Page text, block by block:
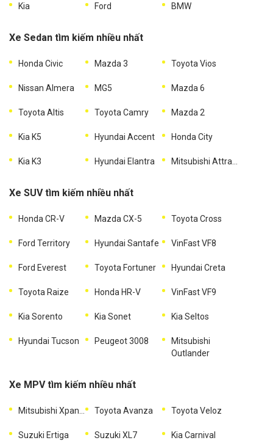
Kia Ford BMW
Xe Sedan tìm kiếm nhiều nhất
Honda Civic Mazda 3 Toyota Vios
Nissan Almera MG5 Mazda 6
Toyota Altis Toyota Camry Mazda 2
Kia K5 Hyundai Accent Honda City
Kia K3 Hyundai Elantra
Xe SUV tìm kiếm nhiều nhất
Honda CR-V Mazda CX-5 Toyota Cross
Ford Territory Hyundai Santafe VinFast VF8
Ford Everest Toyota Fortuner Hyundai Creta
Toyota Raize Honda HR-V VinFast VF9
Kia Sorento Kia Sonet Kia Seltos
Hyundai Tucson Peugeot 3008
Mitsubishi
Outlander
Xe MPV tìm kiếm nhiều nhất
Toyota Avanza Toyota Veloz
Suzuki Ertiga Suzuki XL7 Kia Carnival